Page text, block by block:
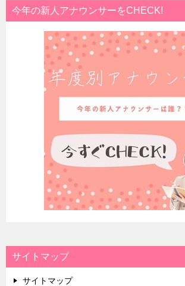
今年の新人アナウンサーをCHECK!
サイトマップ
サイトマップ